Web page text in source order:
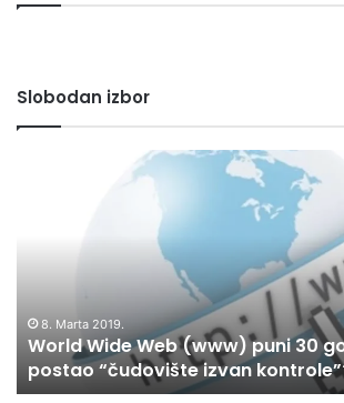
Slobodan izbor
Da
postao
8. Marta 2019.
World Wide Web (www) puni 30
postao “čudovište izvan